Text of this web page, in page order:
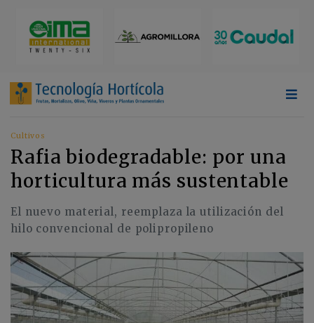
Cultivos
Rafia biodegradable: por una
horticultura más sustentable
El nuevo material, reemplaza la utilización del
hilo convencional de polipropileno